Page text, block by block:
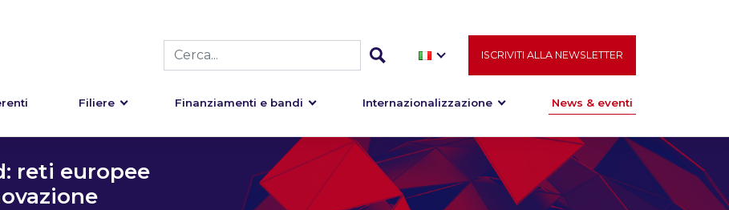
ISCRIVITI ALLA NEWSLETTER
Filiere Finanziamenti e bandi Internazionalizzazione News & eventi
reti europee